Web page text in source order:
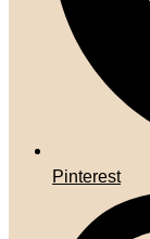
Pinterest